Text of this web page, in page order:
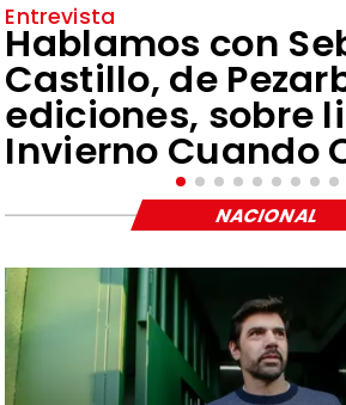
Entrevista
Hablamos con
Castillo, de
ediciones, sobre
Invierno Cuando
NACIONAL